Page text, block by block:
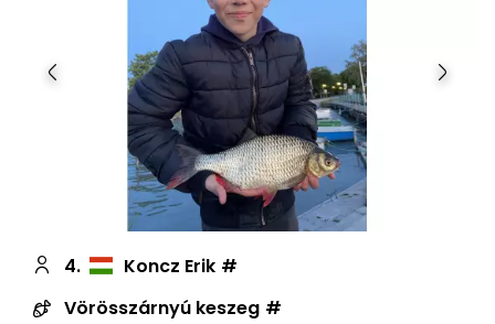
Előző
4.
Koncz Erik
Vörösszárnyú keszeg